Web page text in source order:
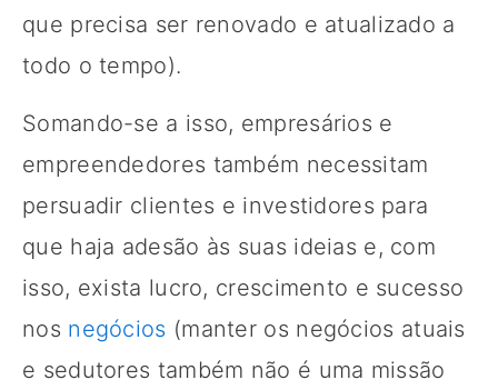
que precisa ser renovado e atualizado a
todo o tempo).
Somando-se a isso, empresários e
empreendedores também necessitam
persuadir clientes e investidores para
que haja adesão às suas ideias e, com
isso, exista lucro, crescimento e sucesso
nos negócios (manter os negócios atuais
e sedutores também não é uma missão